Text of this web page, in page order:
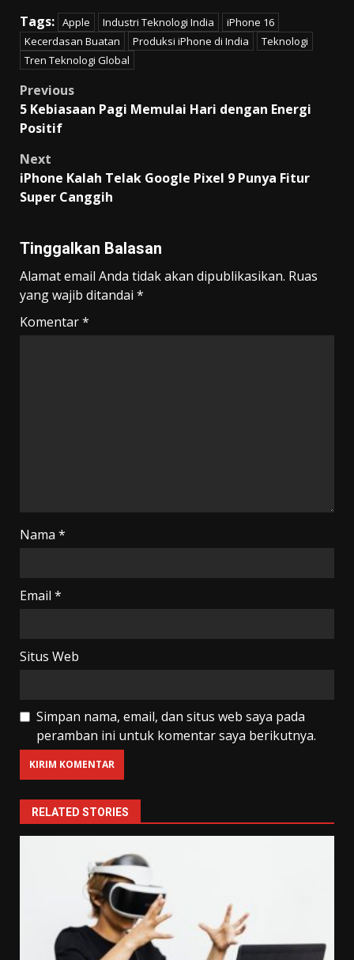
Tags: Apple Industri Teknologi India
iPhone 16
Kecerdasan Buatan
Produksi iPhone di India
Teknologi
Tren Teknologi Global
Post
navigation
Previous
5 Kebiasaan Pagi Memulai Hari dengan Energi
Positif
Next
iPhone Kalah Telak Google Pixel 9 Punya Fitur
Super Canggih
Tinggalkan Balasan
Alamat email Anda tidak akan dipublikasikan. Ruas
yang wajib ditandai *
Komentar*
Nama *
Email *
Situs Web
Simpan nama, email, dan situs web saya pada
peramban ini untuk komentar saya berikutnya.
RELATED STORIES